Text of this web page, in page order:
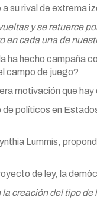
su rival de extrema
y se retuerce
cada una de
ha hecho campaña
campo de juego?
motivación que hay
políticos en
Lummis,
de ley, la
creación del tipo